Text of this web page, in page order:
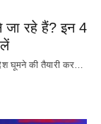
रहे हैं? इन 4
घूमने की तैयारी कर…